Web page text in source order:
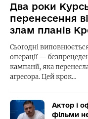
Два роки
перенесення
злам планів
Сьогодні
операції —
кампанії, яка
агресора. Цей крок…
Актор і
фільми